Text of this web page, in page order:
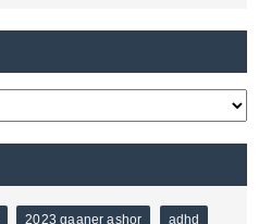
2023 gaaner ashor adhd